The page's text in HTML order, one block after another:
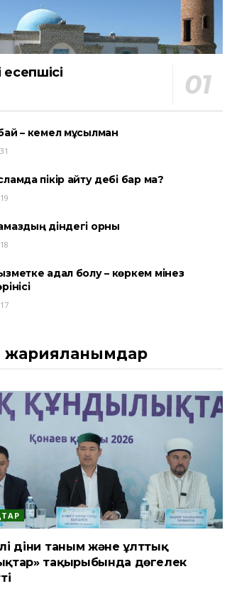
есепшісі
– кемел мұсылман
пікір айту әдебі бар ма?
діндегі орны
адал болу – көркем мінез
жарияланымдар
діни таным және ұлттық
тақырыбында дөңгелек